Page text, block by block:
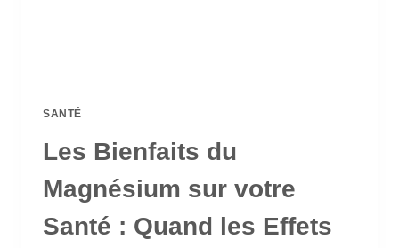
SANTÉ
Les Bienfaits du
Magnésium sur votre
Santé : Quand les Effets